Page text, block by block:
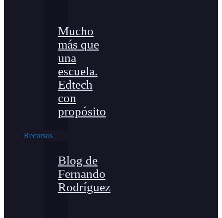
Mucho
más que
una
escuela.
Edtech
con
propósito
Recursos
Blog de
Fernando
Rodríguez